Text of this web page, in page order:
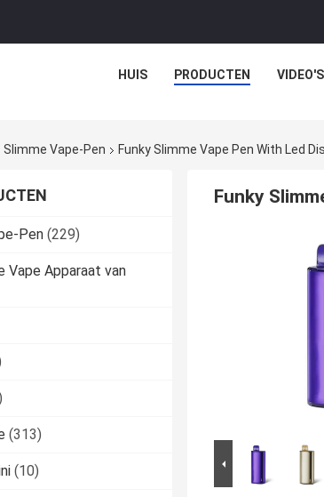
HUIS PRODUCTEN VIDEO'S
Slimme Vape-Pen Funky Slimme Vape Pen With Led
Pen (229)
Vape Apparaat van
(313)
(10)
Funky